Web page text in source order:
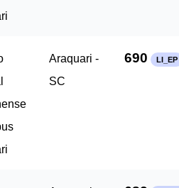
Araquari -
SC
690 LI_EP